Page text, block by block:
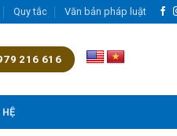
Quy tắc Văn bản pháp luật
216 616
HỆ